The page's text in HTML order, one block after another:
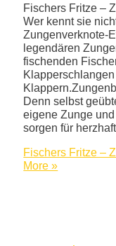
Fischers Fritze –
Wer kennt sie
Zungenverknote-
legendären
fischenden
Denn selbst
eigene Zunge
sorgen für
Fischers Fritze –
More »